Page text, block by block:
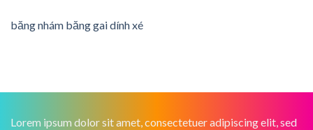
băng nhám băng gai dính xé
Lorem ipsum dolor sit amet, consectetuer adipiscing elit, sed